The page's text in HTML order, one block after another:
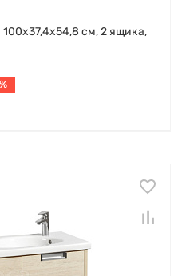
см, 2 ящика,